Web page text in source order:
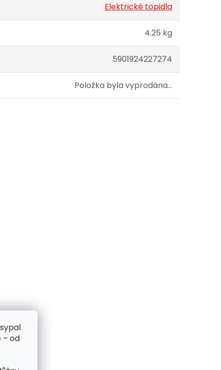
– od
Elektrické topidla
4.25 kg
5901924227274
Položka byla vyprodána…